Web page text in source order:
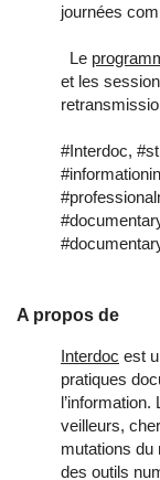
journées
  Le
et les
#Interdoc,
A propos de
Interdoc est
pratiques
veilleurs,
mutations du
des outils